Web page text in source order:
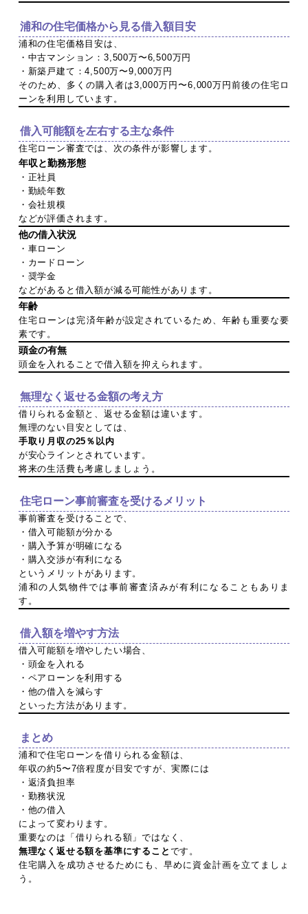
浦和の住宅価格から見る借入額目安
浦和の住宅価格目安は、
・中古マンション：3,500万〜6,500万円
・新築戸建て：4,500万〜9,000万円
そのため、多くの購入者は3,000万円〜6,000万円前後の住宅ロ
ーンを利用しています。
借入可能額を左右する主な条件
住宅ローン審査では、次の条件が影響します。
年収と勤務形態
・正社員
・勤続年数
・会社規模
などが評価されます。
他の借入状況
・車ローン
・カードローン
・奨学金
などがあると借入額が減る可能性があります。
年齢
住宅ローンは完済年齢が設定されているため、年齢も重要な要
素です。
頭金の有無
頭金を入れることで借入額を抑えられます。
無理なく返せる金額の考え方
借りられる金額と、返せる金額は違います。
無理のない目安としては、
手取り月収の25％以内
が安心ラインとされています。
将来の生活費も考慮しましょう。
住宅ローン事前審査を受けるメリット
事前審査を受けることで、
・借入可能額が分かる
・購入予算が明確になる
・購入交渉が有利になる
というメリットがあります。
浦和の人気物件では事前審査済みが有利になることもありま
す。
借入額を増やす方法
借入可能額を増やしたい場合、
・頭金を入れる
・ペアローンを利用する
・他の借入を減らす
といった方法があります。
まとめ
浦和で住宅ローンを借りられる金額は、
年収の約5〜7倍程度が目安ですが、実際には
・返済負担率
・勤務状況
・他の借入
によって変わります。
重要なのは「借りられる額」ではなく、
無理なく返せる額を基準にすること です。
住宅購入を成功させるためにも、早めに資金計画を立てましょ
う。